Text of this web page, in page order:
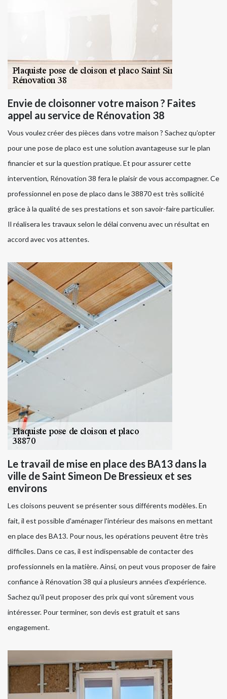
Envie de cloisonner votre maison ? Faites
appel au service de Rénovation 38
Vous voulez créer des pièces dans votre maison ? Sachez qu’opter
pour une pose de placo est une solution avantageuse sur le plan
financier et sur la question pratique. Et pour assurer cette
intervention, Rénovation 38 fera le plaisir de vous accompagner. Ce
professionnel en pose de placo dans le 38870 est très sollicité
grâce à la qualité de ses prestations et son savoir-faire particulier.
Il réalisera les travaux selon le délai convenu avec un résultat en
accord avec vos attentes.
Le travail de mise en place des BA13 dans la
ville de Saint Simeon De Bressieux et ses
environs
Les cloisons peuvent se présenter sous différents modèles. En
fait, il est possible d'aménager l'intérieur des maisons en mettant
en place des BA13. Pour nous, les opérations peuvent être très
difficiles. Dans ce cas, il est indispensable de contacter des
professionnels en la matière. Ainsi, on peut vous proposer de faire
confiance à Rénovation 38 qui a plusieurs années d'expérience.
Sachez qu'il peut proposer des prix qui vont sûrement vous
intéresser. Pour terminer, son devis est gratuit et sans
engagement.